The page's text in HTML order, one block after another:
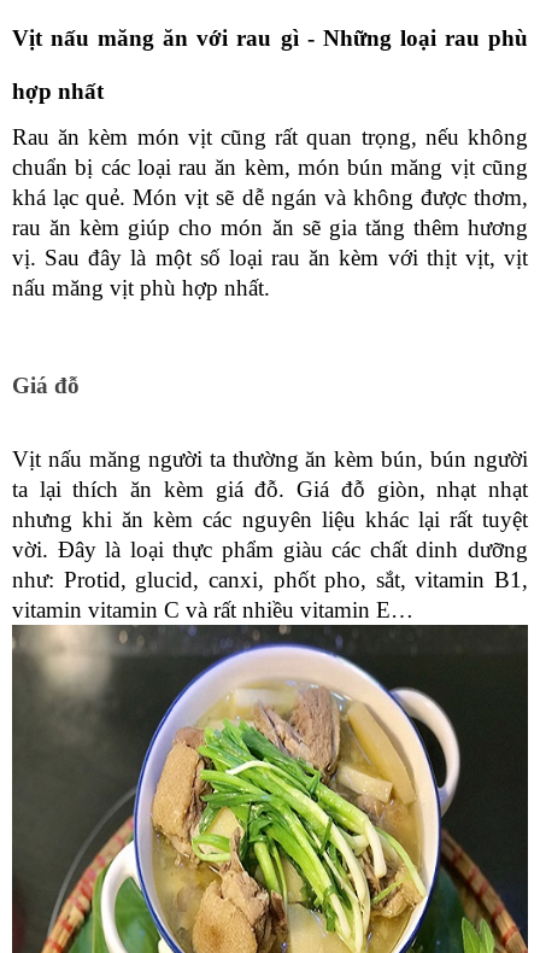
Vịt nấu măng ăn với rau gì - Những loại rau phù
hợp nhất
Rau ăn kèm món vịt cũng rất quan trọng, nếu không
chuẩn bị các loại rau ăn kèm, món bún măng vịt cũng
khá lạc quẻ. Món vịt sẽ dễ ngán và không được thơm,
rau ăn kèm giúp cho món ăn sẽ gia tăng thêm hương
vị. Sau đây là một số loại rau ăn kèm với thịt vịt, vịt
nấu măng vịt phù hợp nhất.
Giá đỗ
Vịt nấu măng người ta thường ăn kèm bún, bún người
ta lại thích ăn kèm giá đỗ. Giá đỗ giòn, nhạt nhạt
nhưng khi ăn kèm các nguyên liệu khác lại rất tuyệt
vời. Đây là loại thực phẩm giàu các chất dinh dưỡng
như: Protid, glucid, canxi, phốt pho, sắt, vitamin B1,
vitamin vitamin C và rất nhiều vitamin E…